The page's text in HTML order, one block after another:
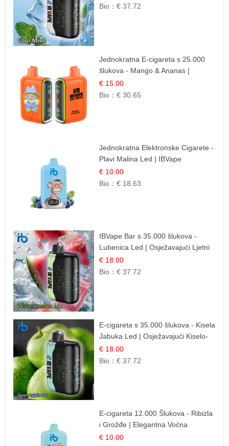
Bio：€ 37.72
Jednokratna E-cigareta s 25.000
šlukova - Mango & Ananas |
Egzotična Voćna Mješavina
€ 15.00
Bio：€ 30.65
Jednokratna Elektronske Cigarete -
Plavi Malina Led | IBVape
€ 10.00
Bio：€ 18.63
IBVape Bar s 35.000 šlukova -
Lubenica Led | Osježavajući Ljetni
Okus
€ 18.00
Bio：€ 37.72
E-cigareta s 35.000 šlukova - Kisela
Jabuka Led | Osježavajući Kiselo-
Slatki Okus
€ 18.00
Bio：€ 37.72
E-cigareta 12.000 Šlukova - Ribizla
i Grožđe | Elegantna Voćna
Kombinacija
€ 10.00